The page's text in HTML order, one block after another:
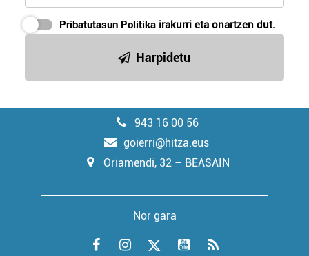
Pribatutasun Politika irakurri eta onartzen dut.
Harpidetu
943 16 00 56
goierri@hitza.eus
Oriamendi, 32 – BEASAIN
Nor gara